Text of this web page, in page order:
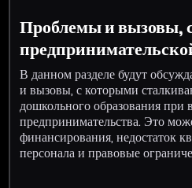
Проблемы и вызовы,
В данном разделе будут
и вызовы, с которыми
дошкольного образования при
предпринимательства. Это
финансирования, недостаток
персонала и правовые